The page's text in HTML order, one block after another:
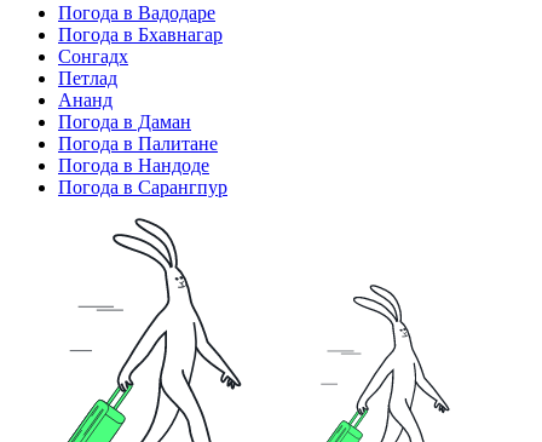
Погода в Вадодаре
Погода в Бхавнагар
Сонгадх
Петлад
Ананд
Погода в Даман
Погода в Палитане
Погода в Нандоде
Погода в Сарангпур